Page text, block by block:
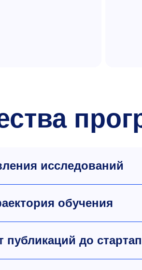
исследований
обучения
публикаций до